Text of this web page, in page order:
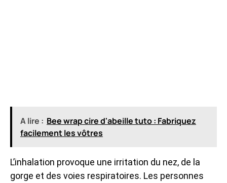
A lire : Bee wrap cire d'abeille tuto : Fabriquez
facilement les vôtres
L’inhalation provoque une irritation du nez, de la
gorge et des voies respiratoires. Les personnes